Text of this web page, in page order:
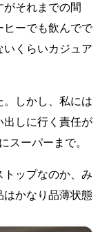
それまでの間
ヒーでも飲んでで
いくらいカジュア
。しかし、私には
出しに行く責任が
スーパーまで。
トップなのか、み
はかなり品薄状態